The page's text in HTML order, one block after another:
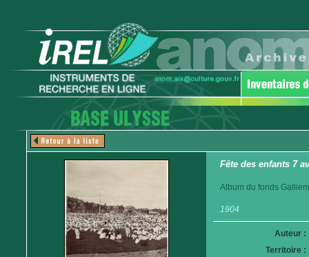
Fête des enfants 7
Album du fonds
1904
Auteur :
Territoire :